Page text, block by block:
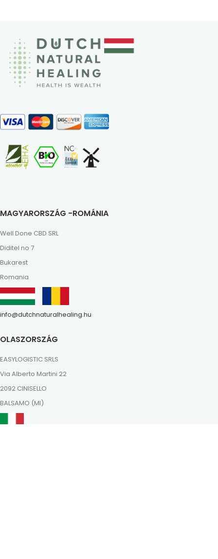
MAGYARORSZÁG -ROMÁNIA
Well Done CBD SRL
Diditel no 7
Bukarest
Romania
info@dutchnaturalhealing.hu
OLASZORSZÁG
EASYLOGISTIC SRLS
Via Alberto Martini 22
2092 CINISELLO
BALSAMO (MI)